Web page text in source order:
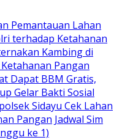
Pemantauan Lahan
terhadap Ketahanan
Kambing di
Pangan
Dapat BBM Gratis,
Gelar Bakti Sosial
Sidayu Cek Lahan
Pangan Jadwal Sim
ke 1)